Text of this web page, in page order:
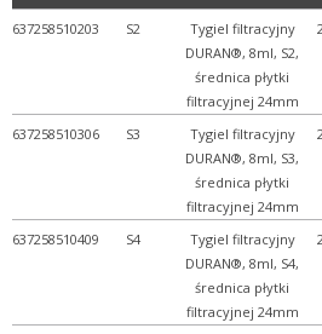
637258510203 S2
Tygiel filtracyjny
DURAN®, 8ml, S2,
średnica płytki
filtracyjnej 24mm
637258510306 S3
Tygiel filtracyjny
DURAN®, 8ml, S3,
średnica płytki
filtracyjnej 24mm
637258510409 S4
Tygiel filtracyjny
DURAN®, 8ml, S4,
średnica płytki
filtracyjnej 24mm